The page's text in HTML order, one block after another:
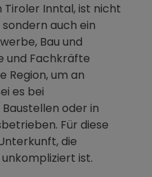
Tiroler Inntal, ist nicht
auch ein
Bau und
und Fachkräfte
Region, um an
es bei
oder in
Für diese
die
ist.